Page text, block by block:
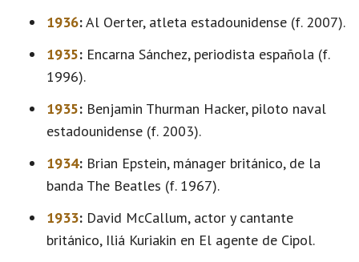
1936:Al Oerter, atleta estadounidense (f. 2007).
1935: Encarna Sánchez, periodista española (f.
1996).
1935: Benjamin Thurman Hacker, piloto naval
estadounidense (f. 2003).
1934: Brian Epstein, mánager británico, de la
banda The Beatles (f. 1967).
1933: David McCallum, actor y cantante
británico, Iliá Kuriakin en El agente de Cipol.